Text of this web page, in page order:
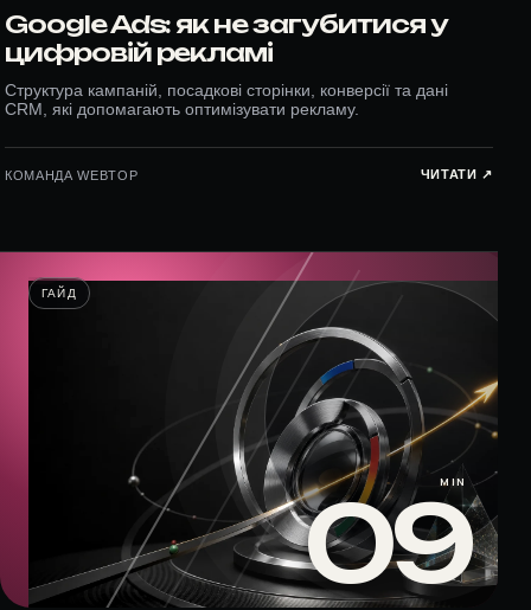
Google Ads: як не загубитися у
цифровій рекламі
Структура кампаній, посадкові сторінки, конверсії та дані
CRM, які допомагають оптимізувати рекламу.
КОМАНДА WEBTOP ЧИТАТИ ↗︎
ГАЙД
09
MIN